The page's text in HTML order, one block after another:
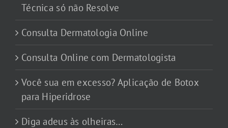
Técnica só não Resolve
Consulta Dermatologia Online
Consulta Online com Dermatologista
Você sua em excesso? Aplicação de Botox
para Hiperidrose
Diga adeus às olheiras…